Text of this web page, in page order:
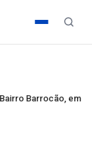
Barrocão, em